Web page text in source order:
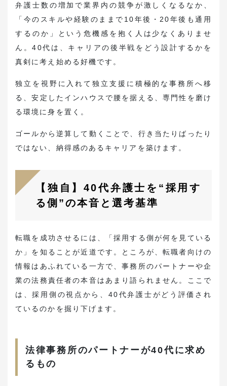
弁護士数の増加で業界内の競争が激しくなるなか、
「今のスキルや経験のままで10年後・20年後も通用
するのか」という危機感を抱く人は少なくありませ
ん。40代は、キャリアの後半戦をどう設計するかを
真剣に考え始める好機です。
独立を視野に入れて独立支援に積極的な事務所へ移
る、安定したインハウスで腰を据える、専門性を磨け
る環境に身を置く。
ゴールから逆算して動くことで、行き当たりばったり
ではない、納得感のあるキャリアを築けます。
【独自】40代弁護士を“採用す
る側”の本音と選考基準
転職を成功させるには、「採用する側が何を見ている
か」を知ることが近道です。ところが、転職者向けの
情報はあふれている一方で、事務所のパートナーや企
業の法務責任者の本音はあまり語られません。ここで
は、採用側の視点から、40代弁護士がどう評価され
ているのかを掘り下げます。
法律事務所のパートナーが40代に求め
るもの